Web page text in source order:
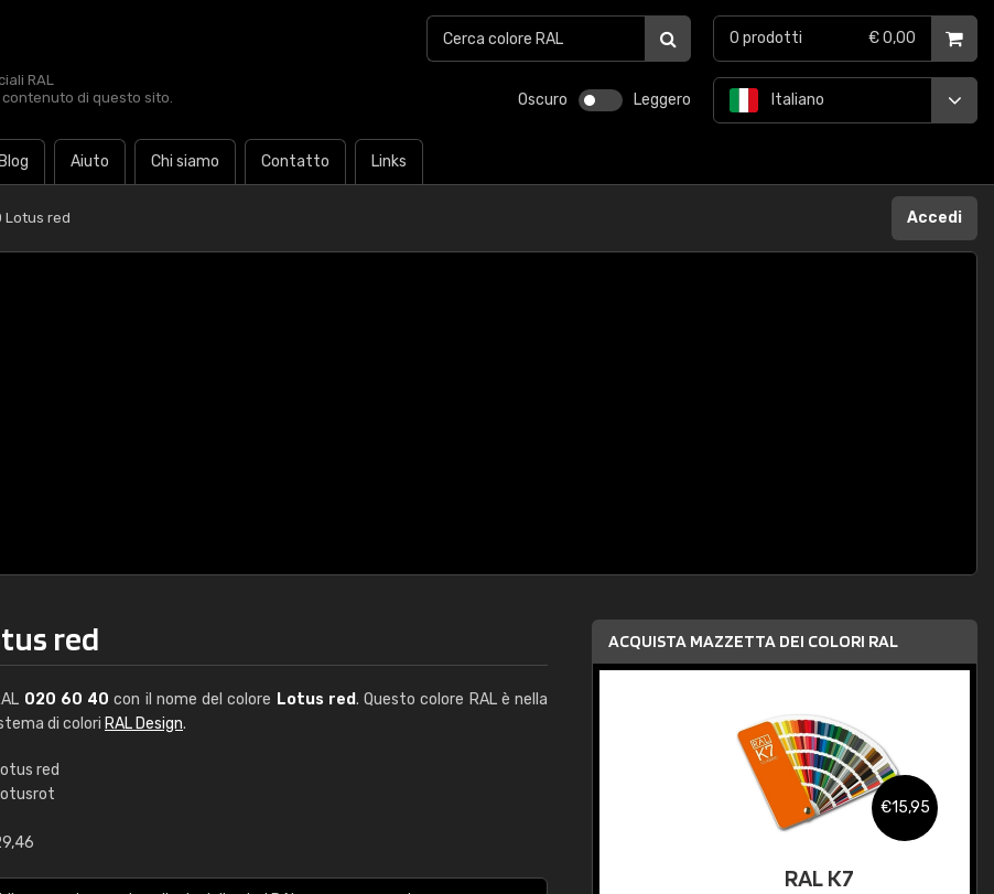
RAL
contenuto di questo sito.
Oscuro Leggero
Blog Aiuto Chi siamo Contatto Links
Italiano
0 prodotti € 0,00
Lotus red Accedi
red
020 60 40 con il nome del colore Lotus red. Questo colore RAL è nella
di colori RAL Design.
red
ACQUISTA MAZZETTA DEI COLORI RAL
RAL K7 a base d'acqua
€15,95
RAL K7